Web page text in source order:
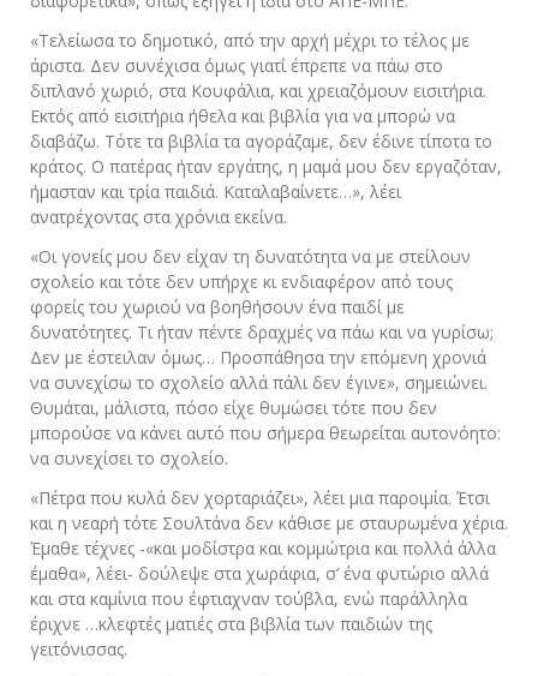
«Τελείωσα το δημοτικό, από την αρχή μέχρι το τέλος με
άριστα. Δεν συνέχισα όμως γιατί έπρεπε να πάω στο
διπλανό χωριό, στα Κουφάλια, και χρειαζόμουν εισιτήρια.
Εκτός από εισιτήρια ήθελα και βιβλία για να μπορώ να
διαβάζω. Τότε τα βιβλία τα αγοράζαμε, δεν έδινε τίποτα το
κράτος. Ο πατέρας ήταν εργάτης, η μαμά μου δεν εργαζόταν,
ήμασταν και τρία παιδιά. Καταλαβαίνετε…», λέει
ανατρέχοντας στα χρόνια εκείνα.
«Οι γονείς μου δεν είχαν τη δυνατότητα να με στείλουν
σχολείο και τότε δεν υπήρχε κι ενδιαφέρον από τους
φορείς του χωριού να βοηθήσουν ένα παιδί με
δυνατότητες. Τι ήταν πέντε δραχμές να πάω και να γυρίσω;
Δεν με έστειλαν όμως… Προσπάθησα την επόμενη χρονιά
να συνεχίσω το σχολείο αλλά πάλι δεν έγινε», σημειώνει.
Θυμάται, μάλιστα, πόσο είχε θυμώσει τότε που δεν
μπορούσε να κάνει αυτό που σήμερα θεωρείται αυτονόητο:
να συνεχίσει το σχολείο.
«Πέτρα που κυλά δεν χορταριάζει», λέει μια παροιμία. Έτσι
και η νεαρή τότε Σουλτάνα δεν κάθισε με σταυρωμένα χέρια.
Έμαθε τέχνες -«και μοδίστρα και κομμώτρια και πολλά άλλα
έμαθα», λέει- δούλεψε στα χωράφια, σ’ ένα φυτώριο αλλά
και στα καμίνια που έφτιαχναν τούβλα, ενώ παράλληλα
έριχνε …κλεφτές ματιές στα βιβλία των παιδιών της
γειτόνισσας.